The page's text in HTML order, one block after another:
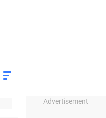
Advertisement